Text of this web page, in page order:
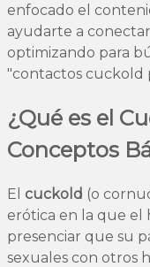
enfocado el
ayudarte a
optimizando para
"contactos cuckold
¿Qué es el
Conceptos
El cuckold (o
erótica en la que el
presenciar que su
sexuales con otros